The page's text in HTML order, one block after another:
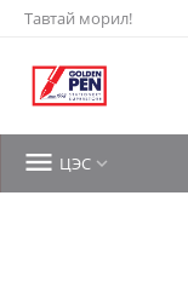
Тавтай морил!
 ЦЭС 